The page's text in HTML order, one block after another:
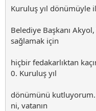
Kuruluş yıl dönümüyle
Belediye Başkanı
sağlamak için
hiçbir fedakarlıktan
0. Kuruluş yıl
dönümünü
ni, vatanın